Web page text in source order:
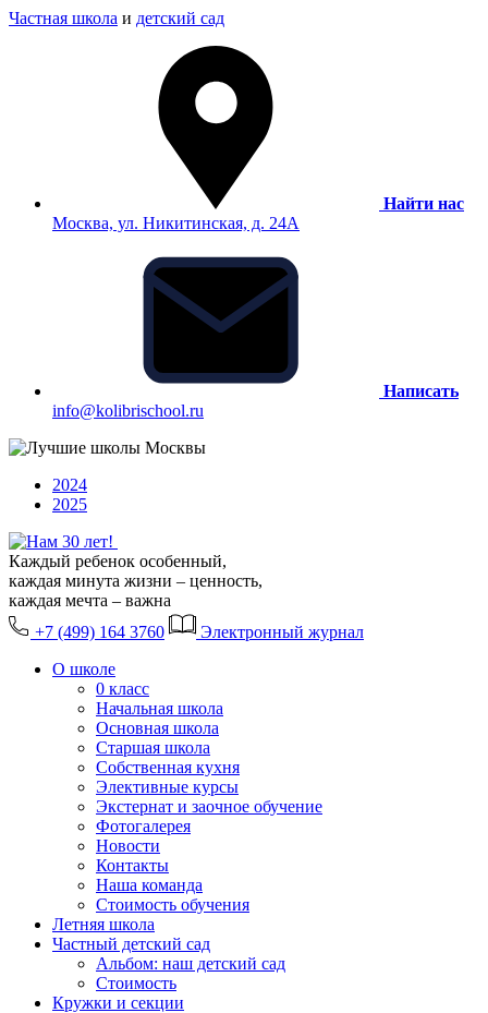
Частная школа и детский сад
Найти нас
Москва, ул. Никитинская, д. 24А
Написать
info@kolibrischool.ru
2024
2025
Каждый ребенок особенный,
каждая минута жизни – ценность,
каждая мечта – важна
+7 (499) 164 3760
Электронный журнал
О школе
0 класс
Начальная школа
Основная школа
Старшая школа
Собственная кухня
Элективные курсы
Экстернат и заочное обучение
Фотогалерея
Новости
Контакты
Наша команда
Стоимость обучения
Летняя школа
Частный детский сад
Альбом: наш детский сад
Стоимость
Кружки и секции